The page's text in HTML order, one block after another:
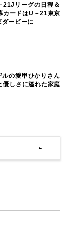
21Jリーグの日程＆
ードはU－21東京
ダービーに
の愛甲ひかりさん
優しさに溢れた家庭